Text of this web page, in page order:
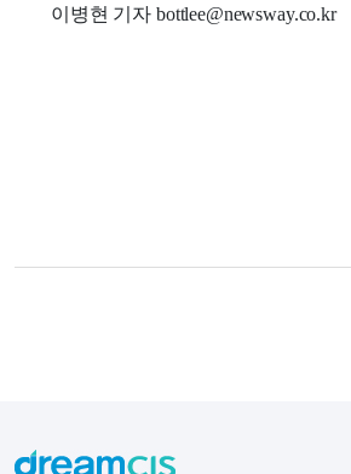
이병현 기자 bottlee@newsway.co.kr